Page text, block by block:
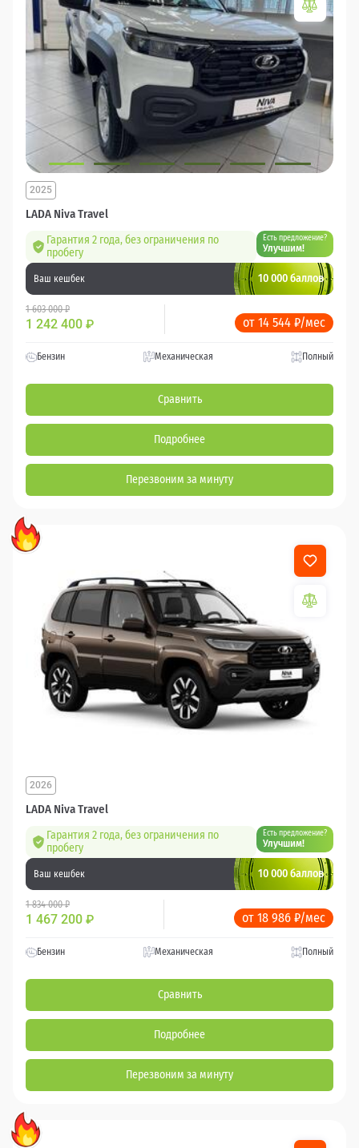
LADA Niva Travel
2025
Гарантия 2 года, без ограничения по
пробегу
Есть предложение?
Улучшим!
Ваш кешбек 10 000 баллов
1 603 000 ₽
1 242 400 ₽ от 14 544 ₽/мес
Бензин Механическая Полный
Сравнить
Подробнее
Перезвоним за минуту
LADA Niva Travel
2026
Гарантия 2 года, без ограничения по
пробегу
Есть предложение?
Улучшим!
Ваш кешбек 10 000 баллов
1 834 000 ₽
1 467 200 ₽ от 18 986 ₽/мес
Бензин Механическая Полный
Сравнить
Подробнее
Перезвоним за минуту